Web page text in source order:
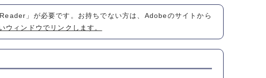
」が必要です。お持ちでない方は、Adobeのサイトから
ウィンドウでリンクします。